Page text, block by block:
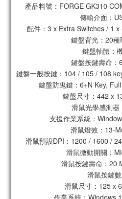
產品料號：FORGE GK310
傳輸介面：
配件：3 x Extra Switches / 1
鍵盤背光：20
鍵盤軸體：
鍵盤按鍵壽命：
鍵盤一般按鍵：104 / 105 / 108
鍵盤防鬼鍵：6+N Key,
鍵盤尺寸：442 x
滑鼠光學感測器
支援作業系統：
滑鼠燈效：13-
滑鼠預設DPI：1200 / 1600 /
滑鼠微動開關：
滑鼠按鍵壽命：20
滑鼠按鍵
滑鼠尺寸：125 x
作業系統：Windows